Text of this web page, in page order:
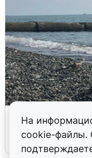
На
cookie-файлы.
Сирены в
6 августа 0